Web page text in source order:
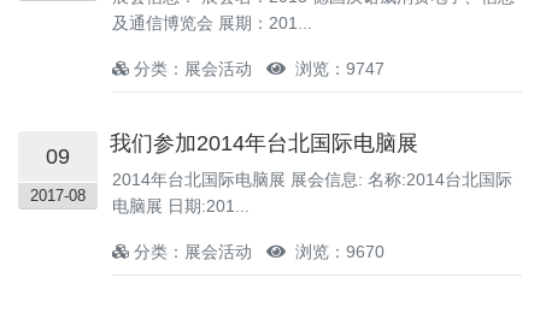
及通信博览会 展期：201...
分类：展会活动 浏览：9747
09
2017-08
我们参加2014年台北国际电脑展
2014年台北国际电脑展 展会信息: 名称:2014台北国际
电脑展 日期:201...
分类：展会活动 浏览：9670